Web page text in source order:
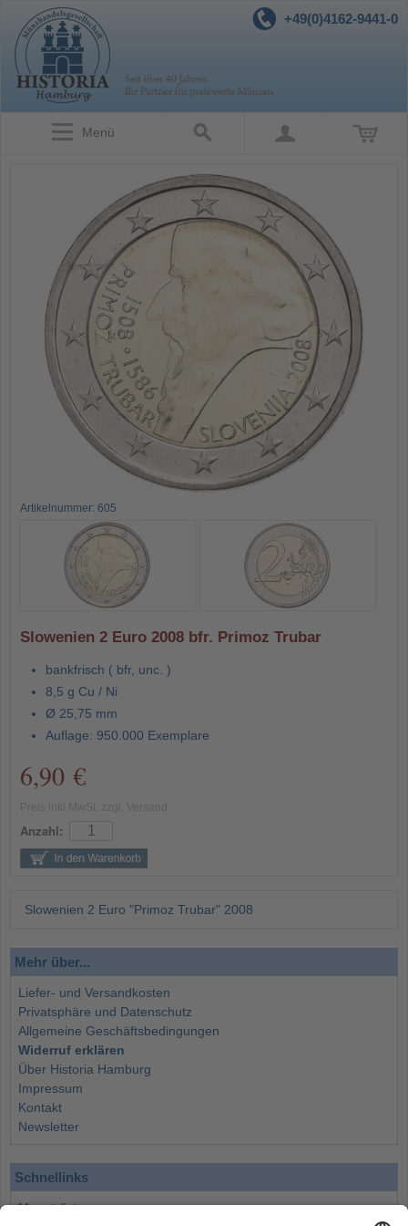
+49(0)4162-9441-0
Menü
Artikelnummer: 605
Slowenien 2 Euro 2008 bfr. Primoz Trubar
bankfrisch ( bfr, unc. )
8,5 g Cu / Ni
Ø 25,75 mm
Auflage: 950.000 Exemplare
6,90 €
Anzahl:
Slowenien 2 Euro "Primoz Trubar" 2008
Mehr über...
Liefer- und Versandkosten
Privatsphäre und Datenschutz
Allgemeine Geschäftsbedingungen
Widerruf erklären
Über Historia Hamburg
Impressum
Kontakt
Newsletter
Schnellinks
Monatsliste